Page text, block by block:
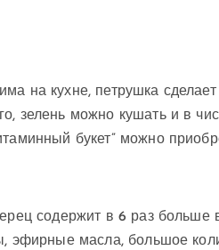
на кухне, петрушка
зелень можно кушать и в
букет” можно
содержит в 6 раз
эфирные масла, большое